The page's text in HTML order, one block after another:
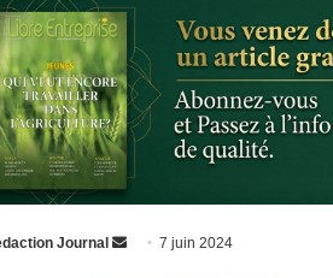
Journal
Envoyer7 juin 2024